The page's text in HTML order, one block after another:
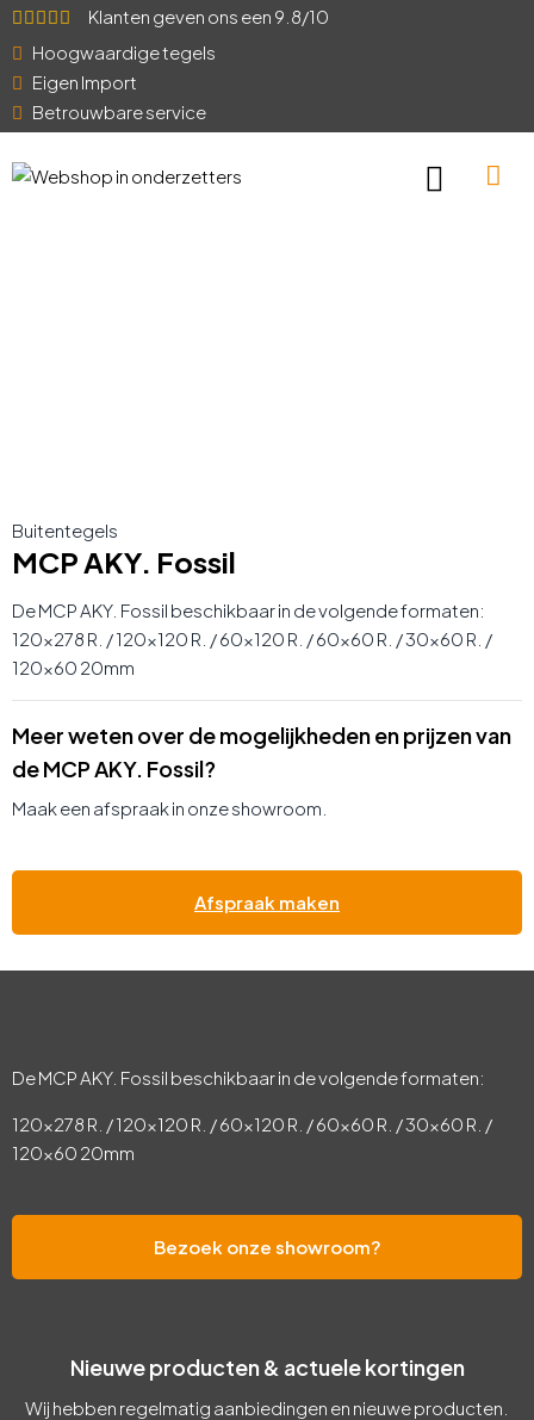
Klanten geven ons een 9.8/10
Hoogwaardige tegels
Eigen Import
Betrouwbare service
Buitentegels
MCP AKY. Fossil
De MCP AKY. Fossil beschikbaar in de volgende formaten:
120×278 R. / 120×120 R. / 60×120 R. / 60×60 R. / 30×60 R. /
120×60 20mm
Meer weten over de mogelijkheden en prijzen van
de MCP AKY. Fossil?
Maak een afspraak in onze showroom.
Afspraak maken
De MCP AKY. Fossil beschikbaar in de volgende formaten:
120×278 R. / 120×120 R. / 60×120 R. / 60×60 R. / 30×60 R. /
120×60 20mm
Bezoek onze showroom?
Nieuwe producten & actuele kortingen
Wij hebben regelmatig aanbiedingen en nieuwe producten.